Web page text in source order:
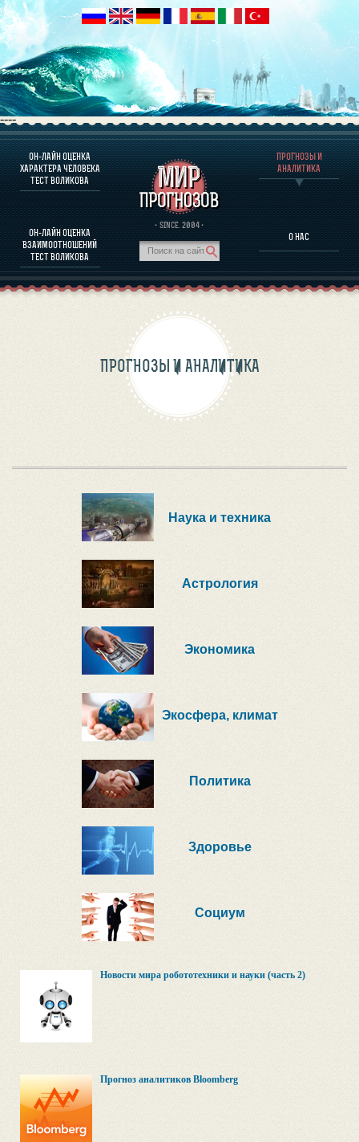
----
ОН-ЛАЙН ОЦЕНКА
ХАРАКТЕРА ЧЕЛОВЕКА
ТЕСТ ВОЛИКОВА
ОН-ЛАЙН ОЦЕНКА
ВЗАИМООТНОШЕНИЙ
ТЕСТ ВОЛИКОВА
· SINCE. 2004 ·
ПРОГНОЗЫ И
АНАЛИТИКА
О НАС
О ПРОГРАММЕ
ОЦЕНКА ХАРАКТЕРA ЧЕЛОВЕКА
ОЦЕНКА ХАРАКТЕРА ВЫДАЮЩИХСЯ ЛИЧНОСТЕЙ
О ПРОГРАММЕ
ПРОГНОЗЫ И АНАЛИТИКА
ПРОГНОЗЫ И АНАЛИТИКА
Наука и техника
Астрология
Экономика
Экосфера, климат
Политика
Здоровье
Социум
Новости мира робототехники и науки (часть 2)
Прогноз аналитиков Bloomberg